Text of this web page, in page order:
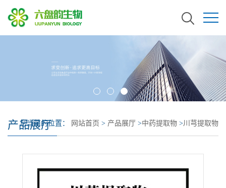
产品展厅
您当前的位置： 网站首页 > 产品展厅 >中药提取物 >川芎提取物